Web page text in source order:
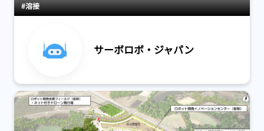
#溶接
サーボロボ・ジャパン